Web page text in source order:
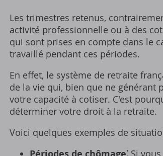
Les trimestres retenus‚
activité professionnelle ou à des
qui sont prises en compte dans le
travaillé pendant ces périodes.
En effet‚ le système de retraite
de la vie qui‚ bien que ne
votre capacité à cotiser. C'est
déterminer votre droit à la retraite.
Voici quelques exemples de